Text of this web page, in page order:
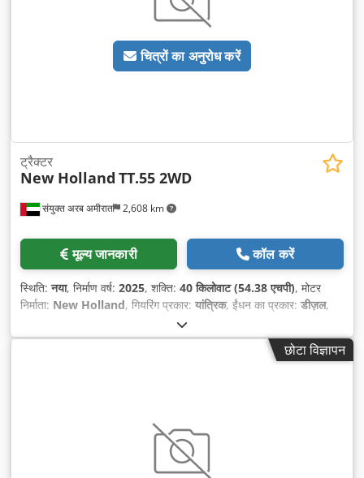
चित्रों का अनुरोध करें
संयुक्त अरब अमीरात 2,608 km
ट्रैक्टर
New Holland TT.55 2WD
मूल्य जानकारी कॉल करें
स्थिति:नया, निर्माण वर्ष: 2025, शक्ति: 40 किलोवाट (54.38 एचपी), मोटर
निर्माता: New Holland, गियरिंग प्रकार: यांत्रिक, ईंधन का प्रकार: डीज़ल,
छोटा विज्ञापन